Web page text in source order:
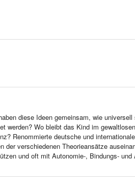
diese Ideen gemeinsam, wie
werden? Wo bleibt das Kind im
Renommierte deutsche und
verschiedenen Theorieansätze
und oft mit Autonomie-, Bindungs- und